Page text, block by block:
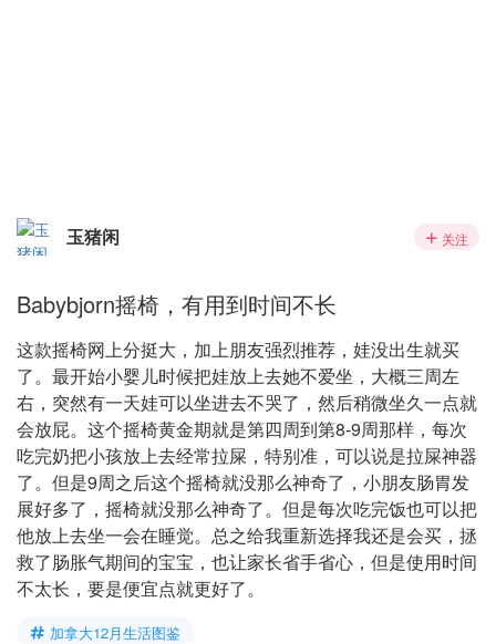
玉猪闲 关注
Babybjorn摇椅，有用到时间不长
这款摇椅网上分挺大，加上朋友强烈推荐，娃没出生就买
了。最开始小婴儿时候把娃放上去她不爱坐，大概三周左
右，突然有一天娃可以坐进去不哭了，然后稍微坐久一点就
会放屁。这个摇椅黄金期就是第四周到第8-9周那样，每次
吃完奶把小孩放上去经常拉屎，特别准，可以说是拉屎神器
了。但是9周之后这个摇椅就没那么神奇了，小朋友肠胃发
展好多了，摇椅就没那么神奇了。但是每次吃完饭也可以把
他放上去坐一会在睡觉。总之给我重新选择我还是会买，拯
救了肠胀气期间的宝宝，也让家长省手省心，但是使用时间
不太长，要是便宜点就更好了。
加拿大12月生活图鉴